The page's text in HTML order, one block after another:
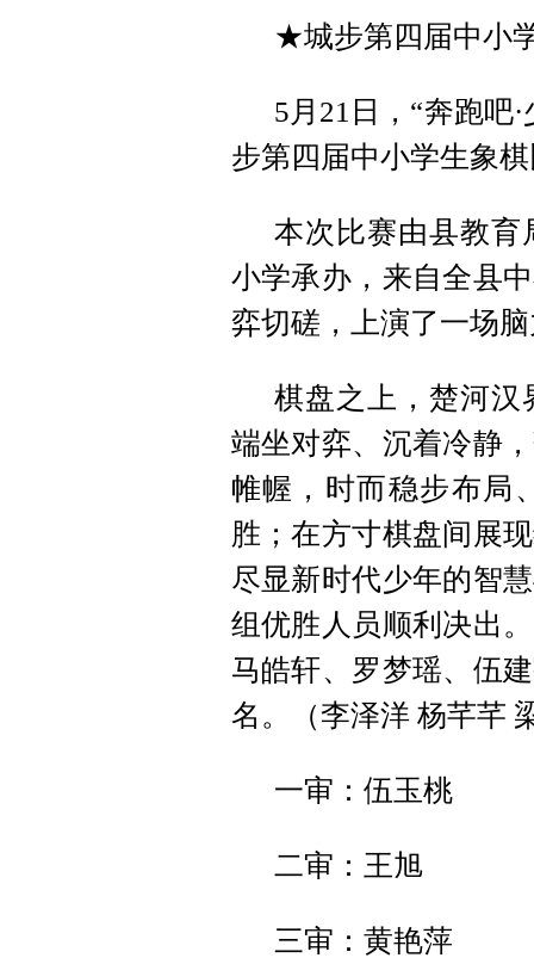
★城步第四届中小
5月21日，“奔跑吧
步第四届中小学生象
本次比赛由县教育
小学承办，来自全县
弈切磋，上演了一场
棋盘之上，楚河汉
端坐对弈、沉着冷静
帷幄，时而稳步布局
胜；在方寸棋盘间展
尽显新时代少年的智
组优胜人员顺利决出
马皓轩、罗梦瑶、伍
名。（李泽洋 杨芊芊
一审：伍玉桃
二审：王旭
三审：黄艳萍